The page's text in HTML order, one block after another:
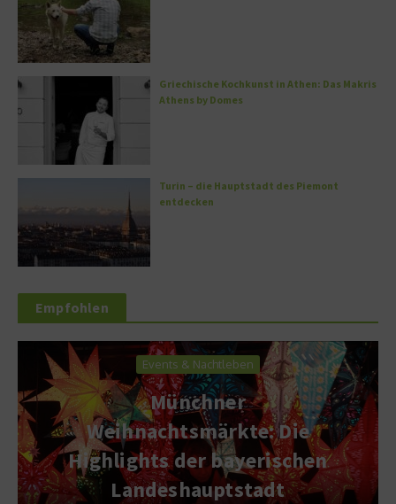
Griechische Kochkunst in Athen: Das Makris
Athens by Domes
Turin – die Hauptstadt des Piemont
entdecken
Empfohlen
Events & Nachtleben
Münchner
Weihnachtsmärkte: Die
Highlights der bayerischen
Landeshauptstadt